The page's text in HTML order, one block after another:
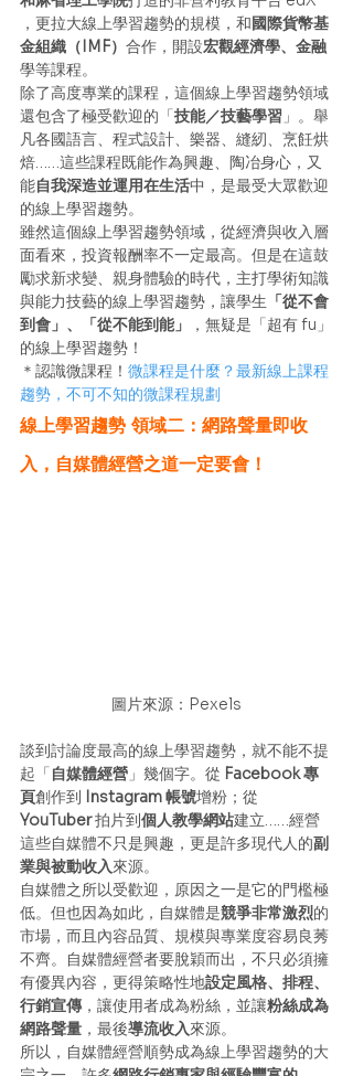
，更拉大線上學習趨勢的規模，和國際貨幣基
金組織（IMF） 合作，開設宏觀經濟學、金融
學等課程。
除了高度專業的課程，這個線上學習趨勢領域
還包含了極受歡迎的「 技能／技藝學習 」。舉
凡各國語言、程式設計、樂器、縫紉、烹飪烘
焙……這些課程既能作為興趣、陶冶身心，又
能自我深造並運用在生活中，是最受大眾歡迎
的線上學習趨勢。
雖然這個線上學習趨勢領域，從經濟與收入層
面看來，投資報酬率不一定最高。但是在這鼓
勵求新求變、親身體驗的時代，主打學術知識
與能力技藝的線上學習趨勢，讓學生 「從不會
到會」、「從不能到能」
，無疑是「超有 fu」
的線上學習趨勢！
＊認識微課程！ 微課程是什麼？最新線上課程
趨勢，不可不知的微課程規劃
線上學習趨勢 領域二：網路聲量即收
入，自媒體經營之道一定要會！
圖片來源：Pexels
談到討論度最高的線上學習趨勢，就不能不提
起「自媒體經營 」幾個字。從 Facebook 專
頁創作到 Instagram 帳號增粉；從
YouTuber 拍片到個人教學網站建立……經營
這些自媒體不只是興趣，更是許多現代人的副
業與被動收入來源。
自媒體之所以受歡迎，原因之一是它的門檻極
低。但也因為如此，自媒體是競爭非常激烈的
市場，而且內容品質、規模與專業度容易良莠
不齊。自媒體經營者要脫穎而出，不只必須擁
有優異內容，更得策略性地設定風格、排程、
行銷宣傳 ，讓使用者成為粉絲，並讓粉絲成為
網路聲量 ，最後導流收入來源。
所以，自媒體經營順勢成為線上學習趨勢的大